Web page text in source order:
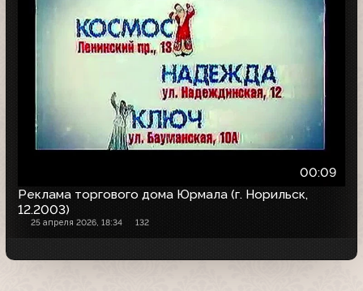
00:09
Реклама торгового дома Юрмала (г. Норильск,
12.2003)
25 апреля 2026, 18:34 132